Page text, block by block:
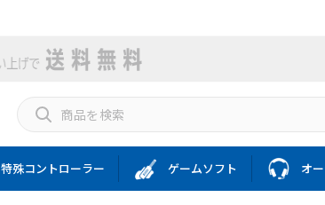
特殊コントローラー ゲームソフト オ